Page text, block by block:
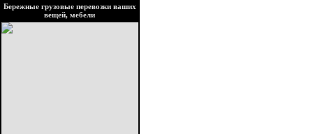
Бережные грузовые перевозки ваших
вещей, мебели